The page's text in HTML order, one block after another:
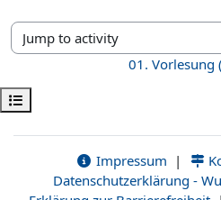
Öppna kursmenyn
Jump to activity
01.
Impressum |
Datenschutzerklärung -